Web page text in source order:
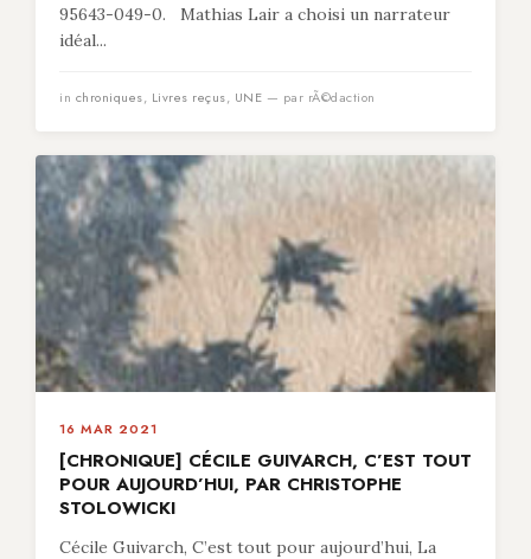
95643-049-0. Mathias Lair a choisi un narrateur
idéal...
in chroniques, Livres reçus, UNE — par rÃ©daction
16 MAR 2021
[CHRONIQUE] CÉCILE GUIVARCH, C’EST TOUT
POUR AUJOURD’HUI, PAR CHRISTOPHE
STOLOWICKI
Cécile Guivarch, C’est tout pour aujourd’hui, La